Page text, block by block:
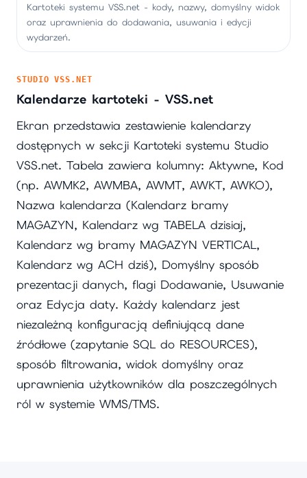
Kartoteki systemu VSS.net - kody, nazwy, domyślny widok
oraz uprawnienia do dodawania, usuwania i edycji
wydarzeń.
STUDIO VSS.NET
Kalendarze kartoteki - VSS.net
Ekran przedstawia zestawienie kalendarzy
dostępnych w sekcji Kartoteki systemu Studio
VSS.net. Tabela zawiera kolumny: Aktywne, Kod
(np. AWMK2, AWMBA, AWMT, AWKT, AWKO),
Nazwa kalendarza (Kalendarz bramy
MAGAZYN, Kalendarz wg TABELA dzisiaj,
Kalendarz wg bramy MAGAZYN VERTICAL,
Kalendarz wg ACH dziś), Domyślny sposób
prezentacji danych, flagi Dodawanie, Usuwanie
oraz Edycja daty. Każdy kalendarz jest
niezależną konfiguracją definiującą dane
źródłowe (zapytanie SQL do RESOURCES),
sposób filtrowania, widok domyślny oraz
uprawnienia użytkowników dla poszczególnych
ról w systemie WMS/TMS.